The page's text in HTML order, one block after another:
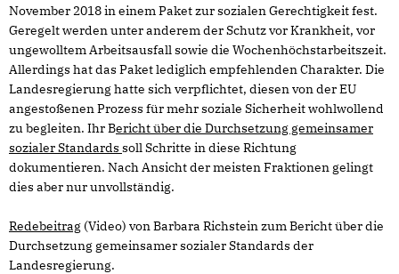
November 2018 in einem Paket zur sozialen Gerechtigkeit fest.
Geregelt werden unter anderem der Schutz vor Krankheit, vor
ungewolltem Arbeitsausfall sowie die Wochenhöchstarbeitszeit.
Allerdings hat das Paket lediglich empfehlenden Charakter. Die
Landesregierung hatte sich verpflichtet, diesen von der EU
angestoßenen Prozess für mehr soziale Sicherheit wohlwollend
zu begleiten. Ihr Bericht über die Durchsetzung gemeinsamer
sozialer Standards soll Schritte in diese Richtung
dokumentieren. Nach Ansicht der meisten Fraktionen gelingt
dies aber nur unvollständig.
Redebeitrag (Video) von Barbara Richstein zum Bericht über die
Durchsetzung gemeinsamer sozialer Standards der
Landesregierung.